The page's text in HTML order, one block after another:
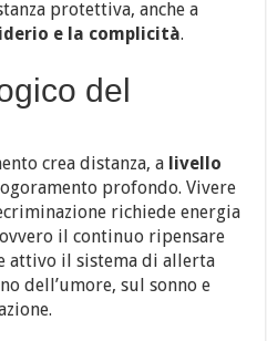
protettiva, anche a
e la complicità.
del
crea distanza, a livello
profondo. Vivere
richiede energia
il continuo ripensare
attivo il sistema di allerta
dell’umore, sul sonno e